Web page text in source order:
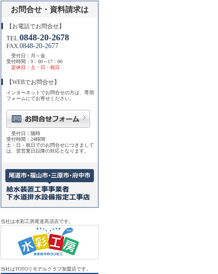
お問合せ・資料請求は
【お電話でお問合せ】
TEL. 0848-20-2678
FAX. 0848-20-2677
受付日：月～金
受付時間：9：00～17：00
定休日：土・日・祝日
【WEBでお問合せ】
インターネットでお問合せの方は、専用
フォームにてお寄せください。
受付日：随時
受付時間：24時間
土・日・祝日でのお問合せにつきまして
は、翌営業日以降の対応となります。
当社は水彩工房尾道高須店です。
当社はTOTOリモデルクラブ加盟店です。